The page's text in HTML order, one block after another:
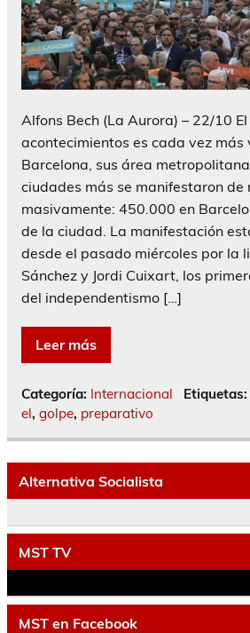
Alfons Bech (La Aurora) – 22/10
acontecimientos es cada vez más
Barcelona, sus área
ciudades más se manifestaron de
masivamente: 450.000 en
de la ciudad. La manifestación
desde el pasado miércoles por la
Sánchez y Jordi Cuixart, los
del independentismo […]
Leer más
Categoría: Internacional Etiquetas:
el, golpe, preparativo
Alternativa Socialista
MST TV
MST en Facebook